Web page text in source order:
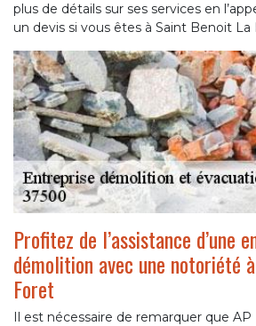
plus de détails sur ses services en
un devis si vous êtes à Saint Benoit La
Profitez de l’assistance d’une
démolition avec une notoriété
Foret
Il est nécessaire de remarquer que AP